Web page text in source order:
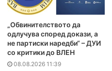
„Обвинителството да
одлучува според докази, а
не партиски наредби“ – ДУИ
со критики до ВЛЕН
08.08.2026 11:39